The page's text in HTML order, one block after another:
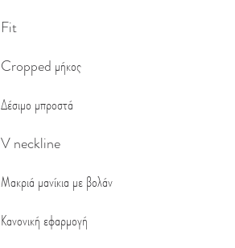
Fit
Cropped μήκος
Δέσιμο μπροστά
V neckline
Μακριά μανίκια με βολάν
Κανονική εφαρμογή